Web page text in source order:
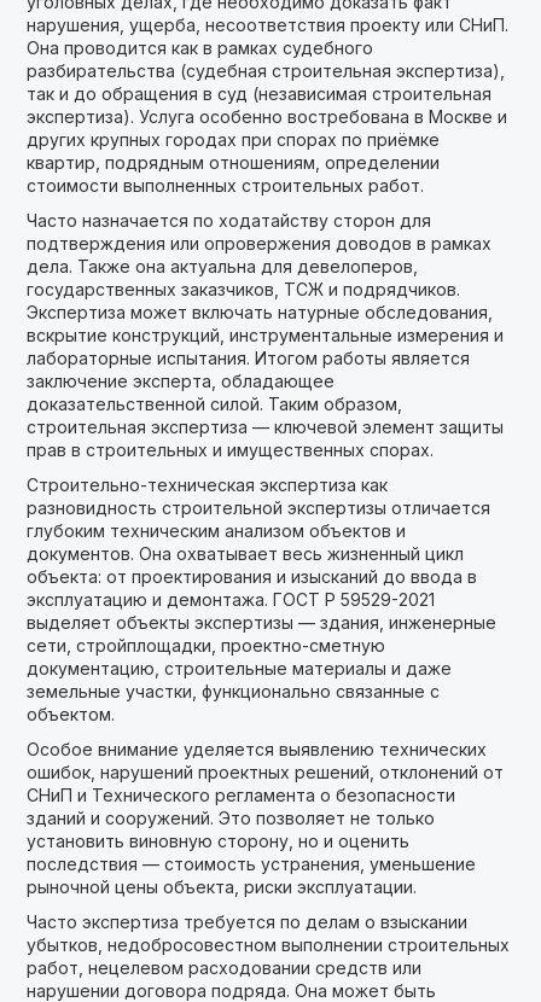
нарушения, ущерба, несоответствия проекту или СНиП.
Она проводится как в рамках судебного
разбирательства (судебная строительная экспертиза),
так и до обращения в суд (независимая строительная
экспертиза). Услуга особенно востребована в Москве и
других крупных городах при спорах по приёмке
квартир, подрядным отношениям, определении
стоимости выполненных строительных работ.
Часто назначается по ходатайству сторон для
подтверждения или опровержения доводов в рамках
дела. Также она актуальна для девелоперов,
государственных заказчиков, ТСЖ и подрядчиков.
Экспертиза может включать натурные обследования,
вскрытие конструкций, инструментальные измерения и
лабораторные испытания. Итогом работы является
заключение эксперта, обладающее
доказательственной силой. Таким образом,
строительная экспертиза — ключевой элемент защиты
прав в строительных и имущественных спорах.
Строительно-техническая экспертиза как
разновидность строительной экспертизы отличается
глубоким техническим анализом объектов и
документов. Она охватывает весь жизненный цикл
объекта: от проектирования и изысканий до ввода в
эксплуатацию и демонтажа. ГОСТ Р 59529-2021
выделяет объекты экспертизы — здания, инженерные
сети, стройплощадки, проектно-сметную
документацию, строительные материалы и даже
земельные участки, функционально связанные с
объектом.
Особое внимание уделяется выявлению технических
ошибок, нарушений проектных решений, отклонений от
СНиП и Технического регламента о безопасности
зданий и сооружений. Это позволяет не только
установить виновную сторону, но и оценить
последствия — стоимость устранения, уменьшение
рыночной цены объекта, риски эксплуатации.
Часто экспертиза требуется по делам о взыскании
убытков, недобросовестном выполнении строительных
работ, нецелевом расходовании средств или
нарушении договора подряда. Она может быть